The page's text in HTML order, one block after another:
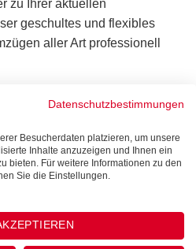
zu Ihrer aktuellen
geschultes und flexibles
aller Art professionell
für grosse Haushalte
wir selbstverständlich
dann bedeutet dies
und wieder montiert werden
ob wir für Sie einzelne
Datenschutzbestimmungen
Besucherdaten platzieren, um unsere
Inhalte anzuzeigen und Ihnen ein
bieten. Für weitere Informationen zu den
Sie die Einstellungen.